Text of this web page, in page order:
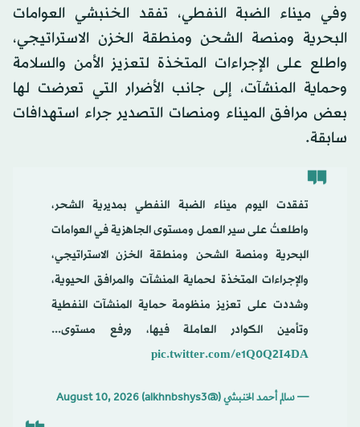
وفي ميناء الضبة النفطي، تفقد الخنبشي العوامات
البحرية ومنصة الشحن ومنطقة الخزن الاستراتيجي،
واطلع على الإجراءات المتخذة لتعزيز الأمن والسلامة
وحماية المنشآت، إلى جانب الأضرار التي تعرضت لها
بعض مرافق الميناء ومنصات التصدير جراء استهدافات
سابقة.
تفقدت اليوم ميناء الضبة النفطي بمديرية الشحر،
واطلعتُ على سير العمل ومستوى الجاهزية في العوامات
البحرية ومنصة الشحن ومنطقة الخزن الاستراتيجي،
والإجراءات المتخذة لحماية المنشآت والمرافق الحيوية،
وشددت على تعزيز منظومة حماية المنشآت النفطية
وتأمين الكوادر العاملة فيها، ورفع مستوى...
pic.twitter.com/e1Q0Q2I4DA
— سالم أحمد الخنبشي (@alkhnbshys3) August 10, 2026